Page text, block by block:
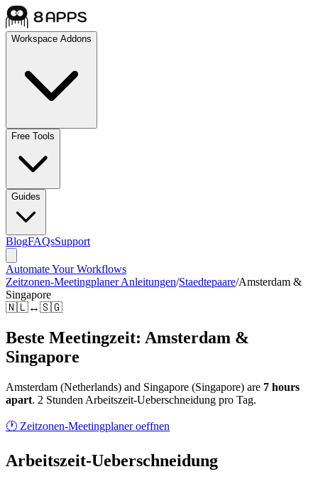
Workspace Addons
Free Tools
Guides
BlogFAQsSupport
Automate Your Workflows
Zeitzonen-Meetingplaner Anleitungen/Staedtepaare/Amsterdam &
Singapore
🇳🇱↔🇸🇬
Beste Meetingzeit: Amsterdam &
Singapore
Amsterdam (Netherlands) and Singapore (Singapore) are 7 hours
apart. 2 Stunden Arbeitszeit-Ueberschneidung pro Tag.
🕐 Zeitzonen-Meetingplaner oeffnen
Arbeitszeit-Ueberschneidung